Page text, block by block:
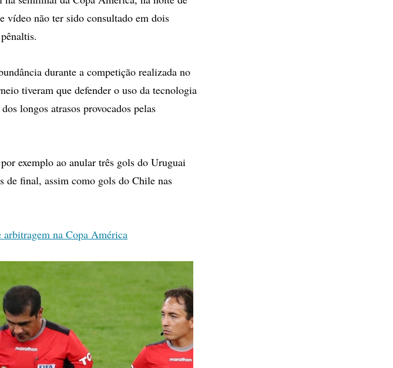
vídeo não ter sido consultado em dois
durante a competição realizada no
tiveram que defender o uso da tecnologia
longos atrasos provocados pelas
exemplo ao anular três gols do Uruguai
de final, assim como gols do Chile nas
na Copa América